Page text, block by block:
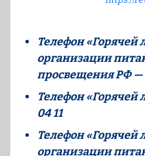
Телефон «Горячей
организации
просвещения РФ —
Телефон
04 11
Телефон «Горячей
организации